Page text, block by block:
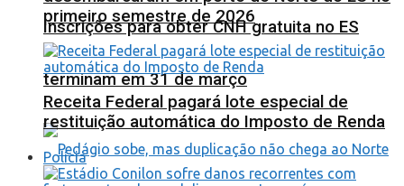
Inscrições para obter CNH gratuita no ES
terminam em 31 de março
primeiro semestre de 2026
Receita Federal pagará lote especial de
restituição automática do Imposto de Renda
Polícia